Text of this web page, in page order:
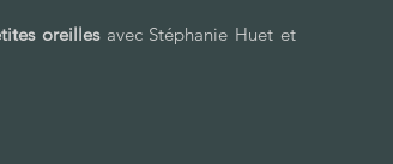
oreillesavec Stéphanie Huet et